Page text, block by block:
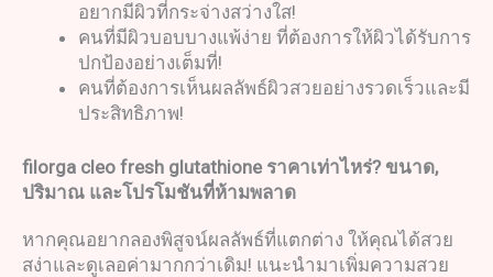
อยากมีผิวที่กระจ่างสว่างใส!
คนที่มีผิวบอบบางแพ้ง่าย ที่ต้องการให้ผิวได้รับการ
ปกป้องอย่างเต็มที่!
คนที่ต้องการเห็นผลลัพธ์ผิวสวยอย่างรวดเร็วและมี
ประสิทธิภาพ!
filorga cleo fresh glutathione ราคาเท่าไหร่? ขนาด,
ปริมาณ และโปรโมชันที่ห้ามพลาด
หากคุณอยากลองพิสูจน์ผลลัพธ์ที่แตกต่าง ให้คุณได้สวย
สง่าและดูเลอค่ามากกว่าเดิม! แนะนำมาเพิ่มความสวย